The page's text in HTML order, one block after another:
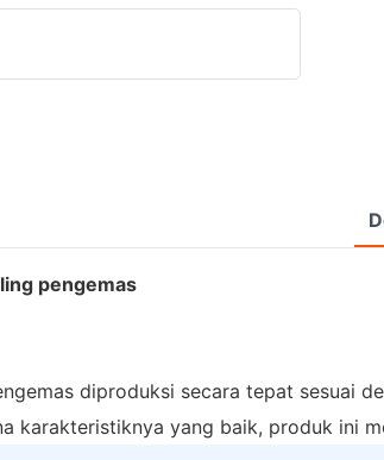
pengemas
diproduksi secara tepat sesuai
karakteristiknya yang baik, produk ini